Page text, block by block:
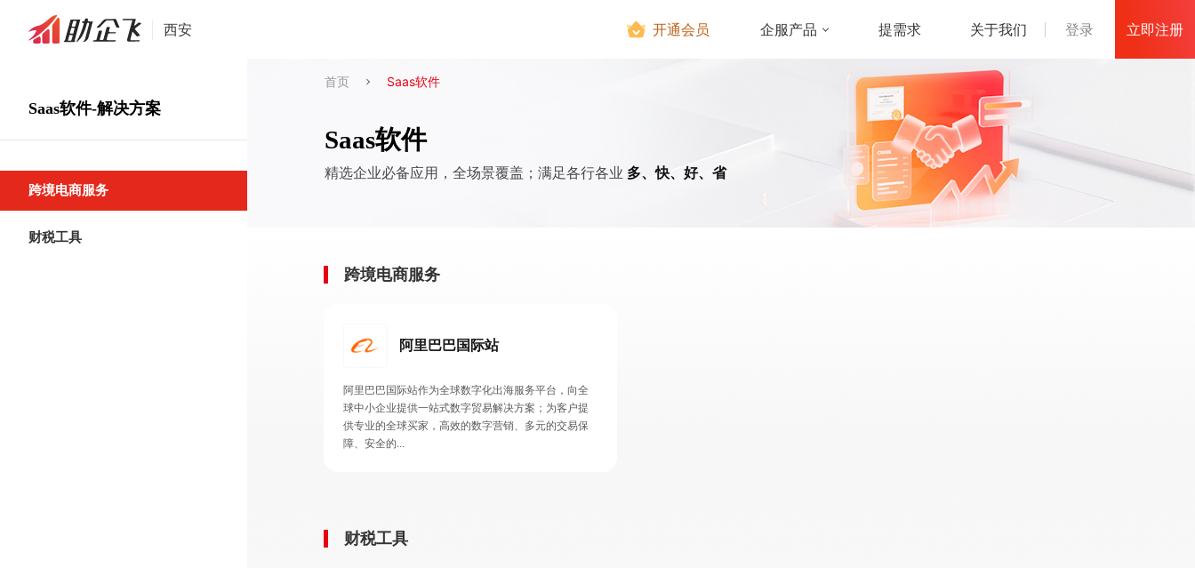
西安 开通会员 企服产品 提需求 关于我们 登录 立即注册
Saas软件-解决方案
跨境电商服务
财税工具
首页 Saas软件
Saas软件
精选企业必备应用，全场景覆盖；满足各行各业 多、快、好、省
跨境电商服务
阿里巴巴国际站
阿里巴巴国际站作为全球数字化出海服务平台，向全
球中小企业提供一站式数字贸易解决方案；为客户提
供专业的全球买家，高效的数字营销、多元的交易保
障、安全的...
财税工具